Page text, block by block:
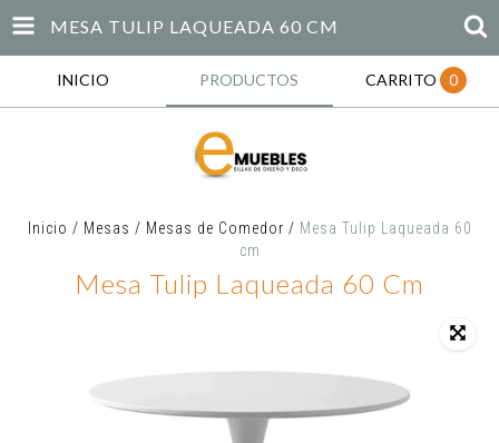
MESA TULIP LAQUEADA 60 CM
INICIO PRODUCTOS CARRITO 0
Inicio / Mesas / Mesas de Comedor / Mesa Tulip Laqueada 60
cm
Mesa Tulip Laqueada 60 Cm